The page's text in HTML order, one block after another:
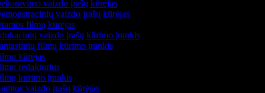
vaizdo įrašų kūrėjas
vaizdo įrašų kūrėjas
filmų kūrėjas
vaizdo įrašų kūrimo įrankis
filmų kūrimo įrankis
kūrėjas
redaktorius
kūrimo įrankis
vaizdo įrašų kūrėjas